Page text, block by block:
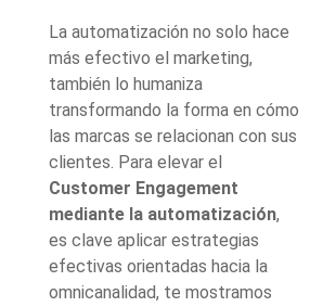
La automatización no solo hace
más efectivo el marketing,
también lo humaniza
transformando la forma en cómo
las marcas se relacionan con sus
clientes. Para elevar el
Customer Engagement
mediante la automatización,
es clave aplicar estrategias
efectivas orientadas hacia la
omnicanalidad, te mostramos